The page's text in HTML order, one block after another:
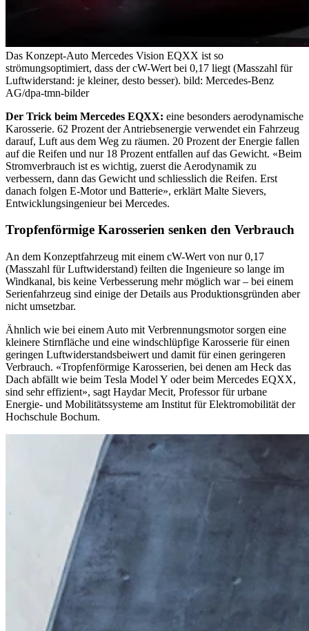
Das Konzept-Auto Mercedes Vision EQXX ist so
strömungsoptimiert, dass der cW-Wert bei 0,17 liegt (Masszahl für
Luftwiderstand: je kleiner, desto besser). bild: Mercedes-Benz
AG/dpa-tmn-bilder
Der Trick beim Mercedes EQXX: eine besonders aerodynamische
Karosserie. 62 Prozent der Antriebsenergie verwendet ein Fahrzeug
darauf, Luft aus dem Weg zu räumen. 20 Prozent der Energie fallen
auf die Reifen und nur 18 Prozent entfallen auf das Gewicht. «Beim
Stromverbrauch ist es wichtig, zuerst die Aerodynamik zu
verbessern, dann das Gewicht und schliesslich die Reifen. Erst
danach folgen E-Motor und Batterie», erklärt Malte Sievers,
Entwicklungsingenieur bei Mercedes.
Tropfenförmige Karosserien senken den Verbrauch
An dem Konzeptfahrzeug mit einem cW-Wert von nur 0,17
(Masszahl für Luftwiderstand) feilten die Ingenieure so lange im
Windkanal, bis keine Verbesserung mehr möglich war – bei einem
Serienfahrzeug sind einige der Details aus Produktionsgründen aber
nicht umsetzbar.
Ähnlich wie bei einem Auto mit Verbrennungsmotor sorgen eine
kleinere Stirnfläche und eine windschlüpfige Karosserie für einen
geringen Luftwiderstandsbeiwert und damit für einen geringeren
Verbrauch. «Tropfenförmige Karosserien, bei denen am Heck das
Dach abfällt wie beim Tesla Model Y oder beim Mercedes EQXX,
sind sehr effizient», sagt Haydar Mecit, Professor für urbane
Energie- und Mobilitätssysteme am Institut für Elektromobilität der
Hochschule Bochum.